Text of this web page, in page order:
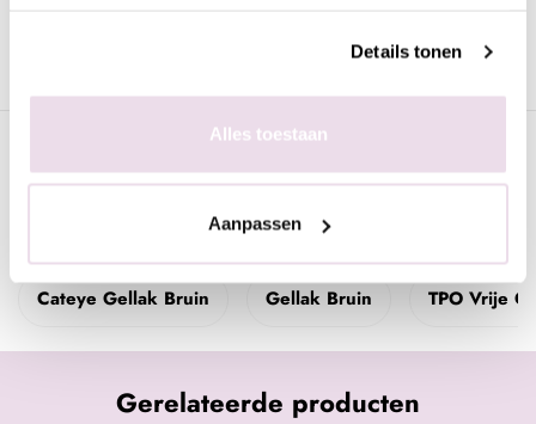
Details tonen
Alles toestaan
Aanpassen
Gerelateerde pagina's
Cateye Gellak Bruin Gellak Bruin TPO Vrije
Gerelateerde producten